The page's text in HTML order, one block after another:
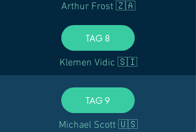
Arthur Frost 🇿🇦
TAG 8
Klemen Vidic 🇸🇮
TAG 9
Michael Scott 🇺🇸